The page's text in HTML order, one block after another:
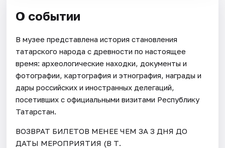
О событии
В музее представлена история становления
татарского народа с древности по настоящее
время: археологические находки, документы и
фотографии, картография и этнография, награды и
дары российских и иностранных делегаций,
посетивших с официальными визитами Республику
Татарстан.
ВОЗВРАТ БИЛЕТОВ МЕНЕЕ ЧЕМ ЗА 3 ДНЯ ДО
ДАТЫ МЕРОПРИЯТИЯ (В Т.